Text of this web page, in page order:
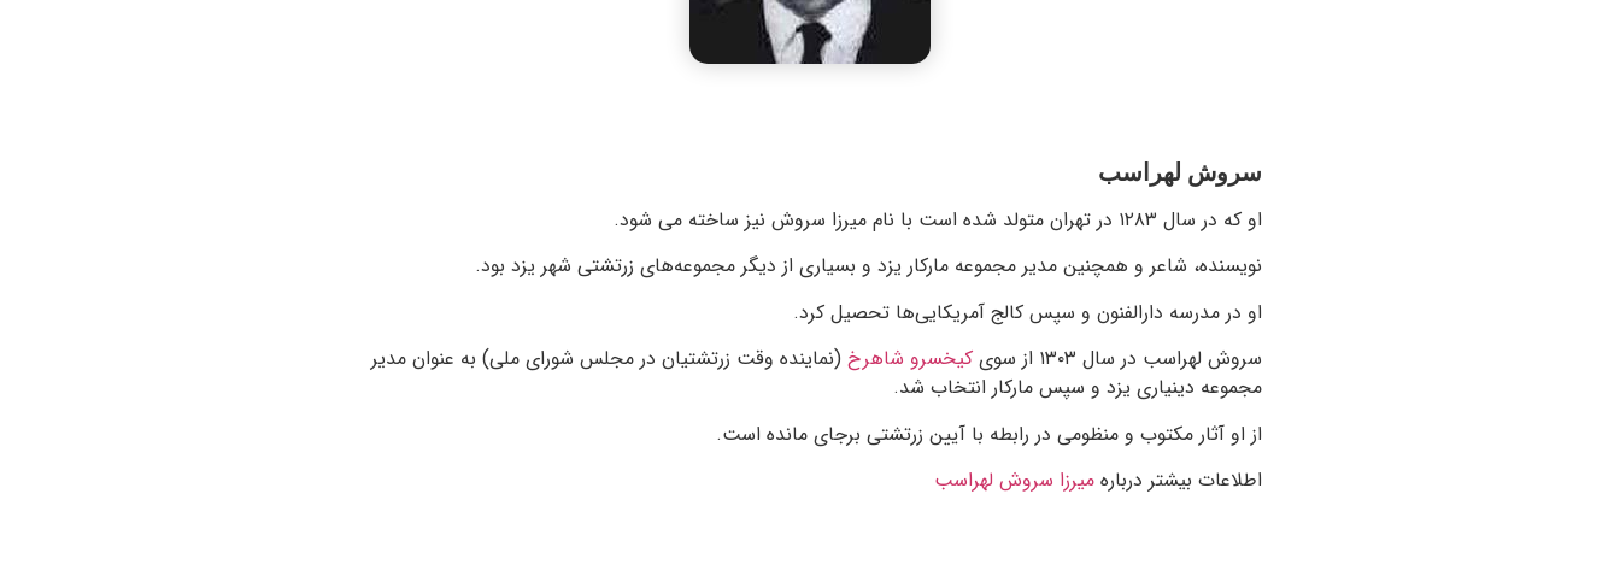
سروش لهراسب
او که در سال ۱۲۸۳ در تهران متولد شده است با نام میرزا سروش نیز ساخته می شود.
نویسنده، شاعر و همچنین مدیر مجموعه مارکار یزد و بسیاری از دیگر مجموعه‌های زرتشتی شهر یزد بود.
او در مدرسه دارالفنون و سپس کالج آمریکایی‌ها تحصیل کرد.
سروش لهراسب در سال ۱۳۰۳ از سوی
کیخسرو شاهرخ (نماینده وقت زرتشتیان در مجلس شورای ملی) به عنوان مدیر
مجموعه دینیاری یزد و سپس مارکار انتخاب شد.
از او آثار مکتوب و منظومی در رابطه با آیین زرتشتی برجای مانده است.
اطلاعات بیشتر درباره میرزا سروش لهراسب